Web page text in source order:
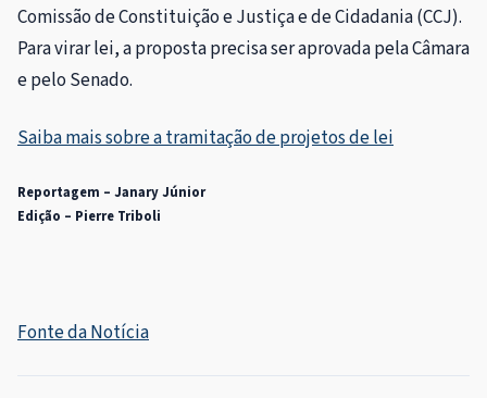
Comissão de Constituição e Justiça e de Cidadania (CCJ).
Para virar lei, a proposta precisa ser aprovada pela Câmara
e pelo Senado.
Saiba mais sobre a tramitação de projetos de lei
Reportagem – Janary Júnior
Edição – Pierre Triboli
Fonte da Notícia